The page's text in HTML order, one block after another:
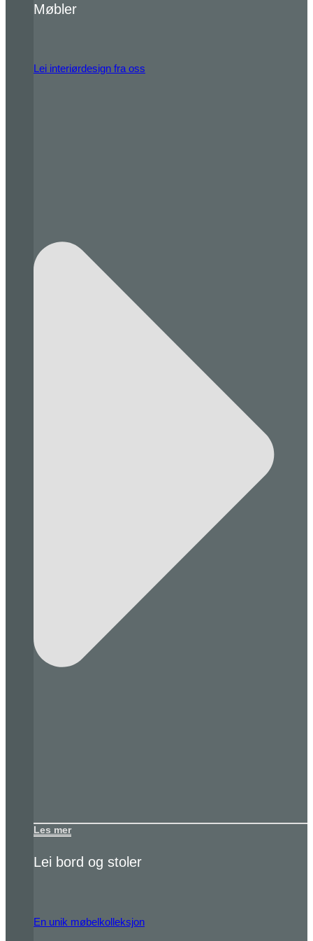
Møbler
Lei interiørdesign fra oss
Les mer
Lei bord og stoler
En unik møbelkolleksjon